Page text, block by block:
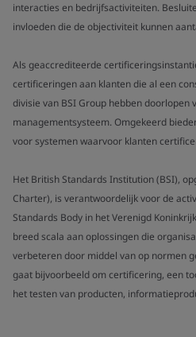
interacties en bedrijfsactiviteiten.
invloeden die de objectiviteit kunnen
Als geaccrediteerde
certificeringen aan klanten die al een
divisie van BSI Group hebben doorlopen
managementsysteem. Omgekeerd
voor systemen waarvoor klanten
Het British Standards Institution (BSI),
Charter), is verantwoordelijk voor de
Standards Body in het Verenigd
breed scala aan oplossingen die
verbeteren door middel van op normen
gaat bijvoorbeeld om certificering, een
het testen van producten,